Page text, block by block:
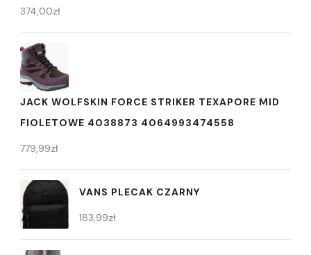
374,00zł
JACK WOLFSKIN FORCE STRIKER TEXAPORE MID
FIOLETOWE 4038873 4064993474558
779,99zł
VANS PLECAK CZARNY
183,99zł